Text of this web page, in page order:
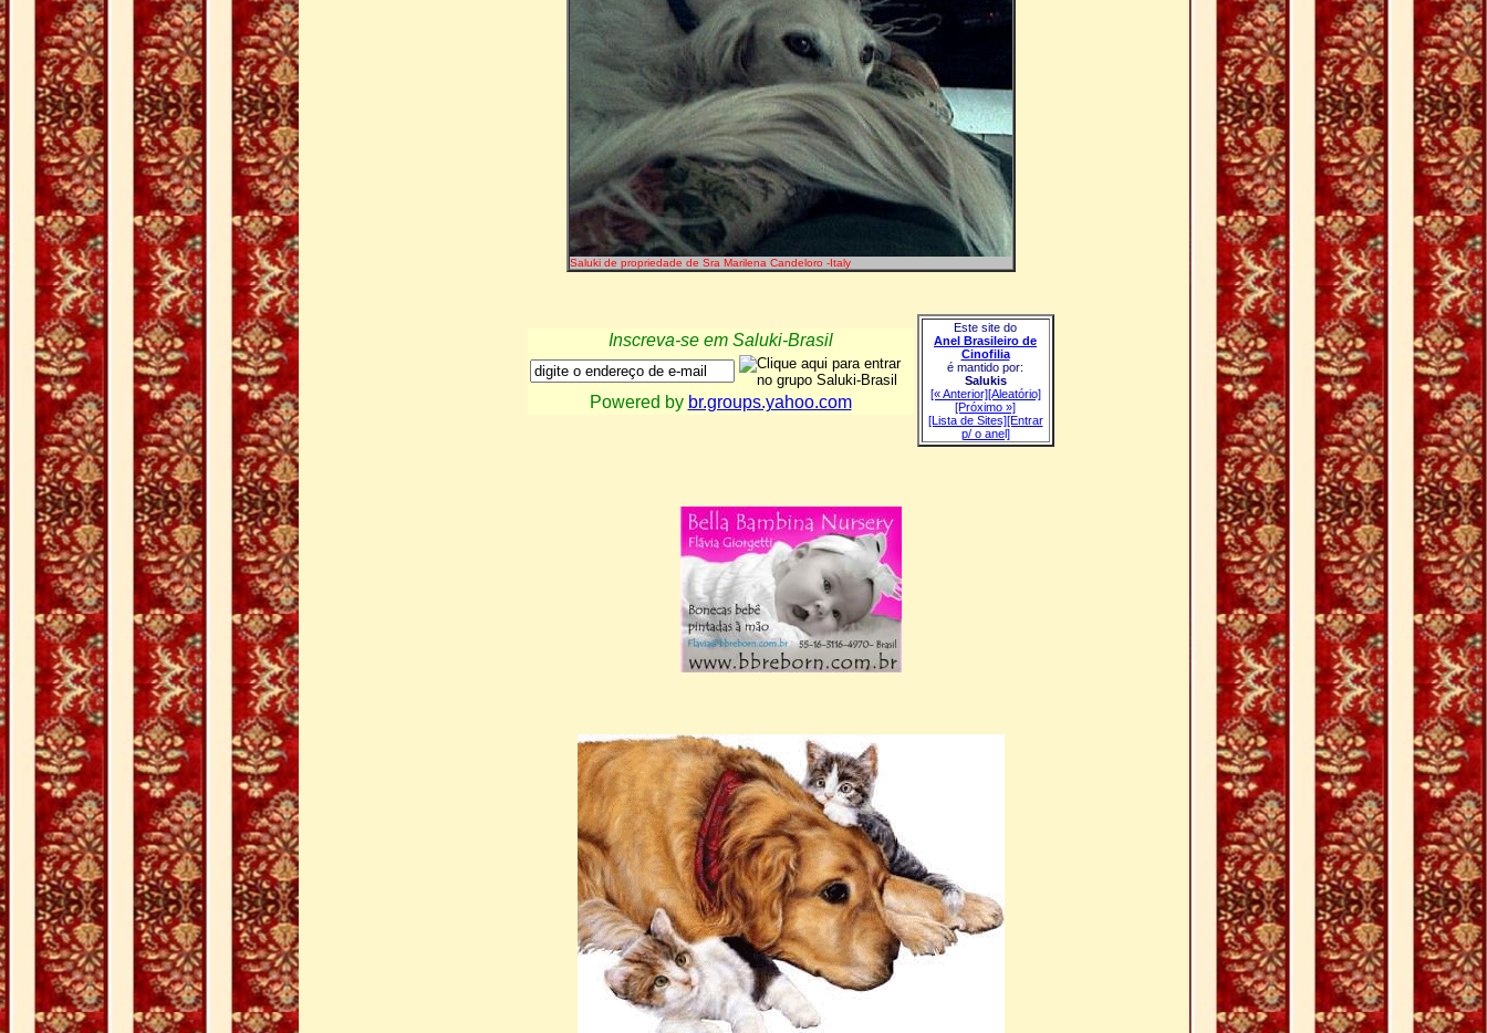
Saluki de propriedade de Sra Marilena Candeloro -Italy
Inscreva-se em Saluki-Brasil
Powered by br.groups.yahoo.com
Este site do
Anel Brasileiro de
Cinofilia
é mantido por:
Salukis
[« Anterior][Aleatório]
[Próximo »]
[Lista de Sites][Entrar
p/ o anel]